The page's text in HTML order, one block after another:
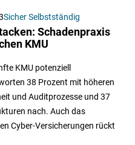
Sicher Selbstständig
Schadenpraxis
KMU
KMU potenziell
38 Prozent mit höheren
und Auditprozesse und 37
nach. Auch das
Cyber-Versicherungen rückt